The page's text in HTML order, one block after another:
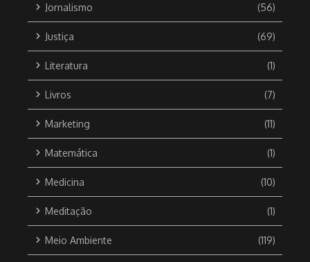
Jornalismo (56)
Justiça (69)
Literatura (1)
Livros (7)
Marketing (11)
Matemática (1)
Medicina (10)
Meditação (1)
Meio Ambiente (119)